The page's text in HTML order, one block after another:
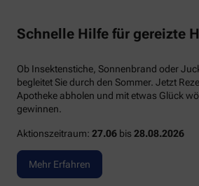
Schnelle Hilfe für gereizte
Ob Insektenstiche, Sonnenbrand oder
begleitet Sie durch den Sommer. Jetzt
Apotheke abholen und mit etwas Glück
gewinnen.
Aktionszeitraum: 27.06 bis 28.08.2026
Mehr Erfahren